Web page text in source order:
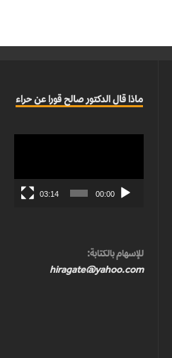
ماذا قال الدكتور صالح قورا عن حراء
00:00
03:14
للإسهام بالكتابة:
hiragate@yahoo.com